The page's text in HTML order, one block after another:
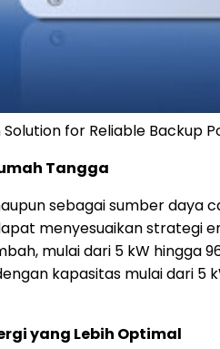
for Reliable Backup
Tangga
sebagai sumber daya
menyesuaikan
mulai dari 5 kW hingga
kapasitas mulai
yang Lebih Optimal